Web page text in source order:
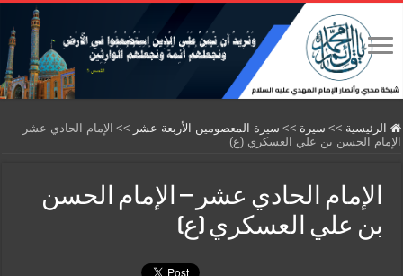
الرئيسية >> سيرة >> سيرة المعصومين الأربعة عشر >> الإمام الحادي عشر –
الإمام الحسن بن علي العسكري (ع)
الإمام الحادي عشر – الإمام الحسن
بن علي العسكري (ع)